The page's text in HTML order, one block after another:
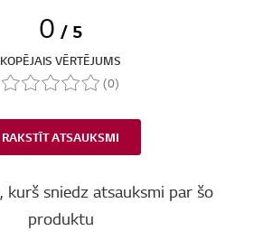
0 / 5
KOPĒJAIS VĒRTĒJUMS
(0)
RAKSTĪT ATSAUKSMI
kurš sniedz atsauksmi par šo
produktu